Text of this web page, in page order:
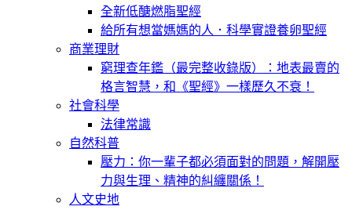
全新低醣燃脂聖經
給所有想當媽媽的人．科學實證養卵聖經
商業理財
窮理查年鑑（最完整收錄版）：地表最賣的
格言智慧，和《聖經》一樣歷久不衰！
社會科學
法律常識
自然科普
壓力：你一輩子都必須面對的問題，解開壓
力與生理、精神的糾纏關係！
人文史地